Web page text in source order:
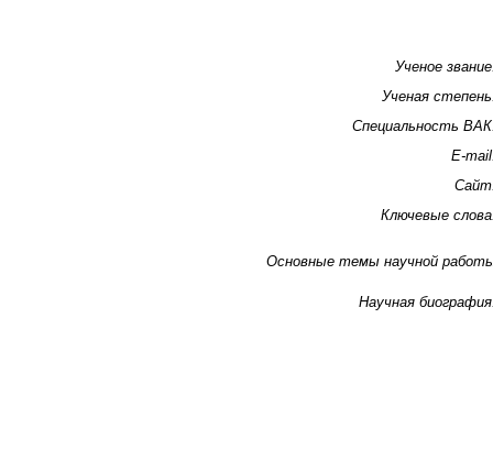
Ученое
Ученая
Специальность
E-
Ключевые
Основные темы научной
Научная